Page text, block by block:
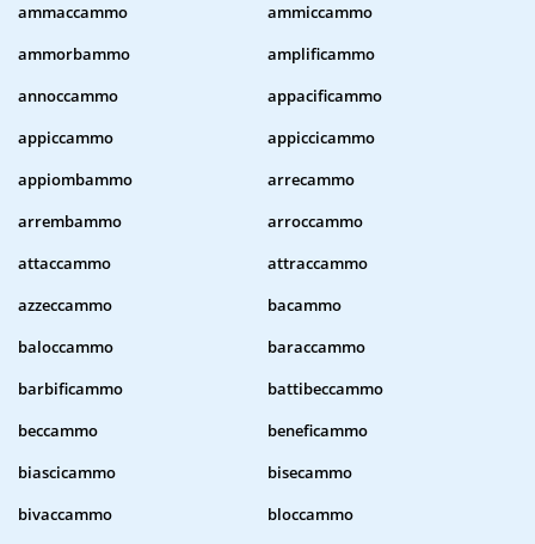
ammaccammo
ammiccammo
ammorbammo
amplificammo
annoccammo
appacificammo
appiccammo
appiccicammo
appiombammo
arrecammo
arrembammo
arroccammo
attaccammo
attraccammo
azzeccammo
bacammo
baloccammo
baraccammo
barbificammo
battibeccammo
beccammo
beneficammo
biascicammo
bisecammo
bivaccammo
bloccammo